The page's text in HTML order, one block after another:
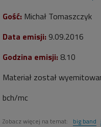
Gość: Michał Tomaszczyk
Data emisji: 9.09.2016
Godzina emisji: 8.10
Materiał został
bch/mc
Zobacz więcej na temat: big band